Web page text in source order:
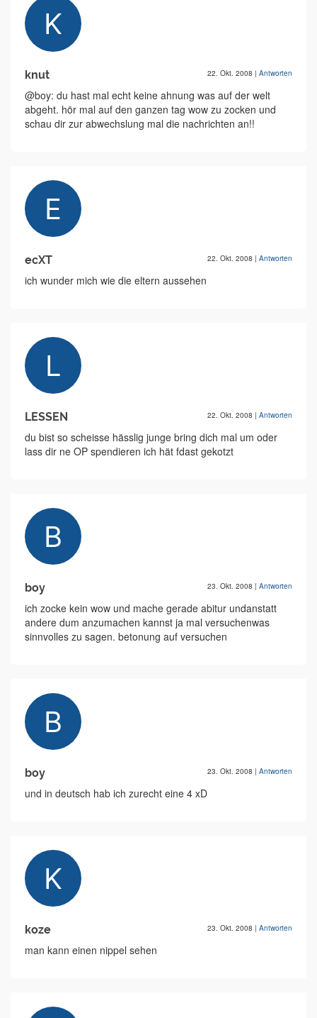
knut 22. Okt. 2008 | Antworten
@boy: du hast mal echt keine ahnung was auf der welt
abgeht. hör mal auf den ganzen tag wow zu zocken und
schau dir zur abwechslung mal die nachrichten an!!
ecXT 22. Okt. 2008 | Antworten
ich wunder mich wie die eltern aussehen
LESSEN 22. Okt. 2008 | Antworten
du bist so scheisse hässlig junge bring dich mal um oder
lass dir ne OP spendieren ich hät fdast gekotzt
boy 23. Okt. 2008 | Antworten
ich zocke kein wow und mache gerade abitur undanstatt
andere dum anzumachen kannst ja mal versuchenwas
sinnvolles zu sagen. betonung auf versuchen
boy 23. Okt. 2008 | Antworten
und in deutsch hab ich zurecht eine 4 xD
koze 23. Okt. 2008 | Antworten
man kann einen nippel sehen